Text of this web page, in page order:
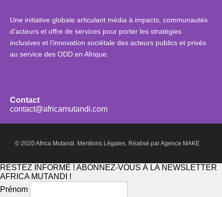
Une initiative globale articulant média à impacts, communautés
d’acteurs et offre de services pour porter les stratégies
inclusives et l’innovation sociétale des acteurs publics et privés
au service des ODD en Afrique.
Contact
contact@africamutandi.com
© 2020 Africa Mutandi. Mentions Légales. Réalisé parAgence MAKE
RESTEZ INFORMÉ ! ABONNEZ-VOUS À LA NEWSLETTER
AFRICA MUTANDI !
Prénom